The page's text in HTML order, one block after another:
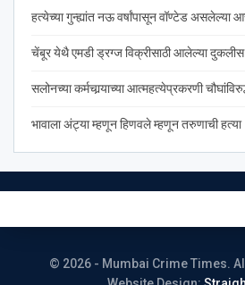
हत्येच्या गुन्ह्यांत नऊ वर्षांपासून वॉण्टेड असलेल्या
चेंबूर येथै एमडी ड्रग्ज विक्रीसाठी आलेल्या
सलोनच्या कर्मचार्‍याच्या आत्महत्येप्रकरणी
भावाला अंट्या म्हणून हिणवले म्हणून तरुणाची हत्या
© 2026 - Mumbai Crime Times.